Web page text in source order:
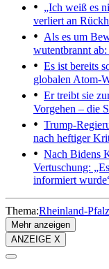
„Ich weiß es
verliert an
Als es um
wutentbrannt
Es ist bereits
globalen Atom-
Er treibt sie
Vorgehen – die
Trump-
nach heftiger
Nach Bidens
Vertuschung:
informiert
Thema:Rheinland-Pfalz
Mehr anzeigen
ANZEIGE X